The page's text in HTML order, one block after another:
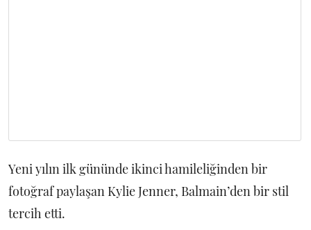
Yeni yılın ilk gününde ikinci hamileliğinden bir
fotoğraf paylaşan Kylie Jenner, Balmain’den bir stil
tercih etti.